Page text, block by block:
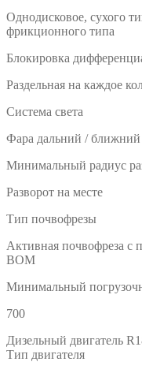
Однодисковое, сухого
фрикционного типа
Блокировка
Раздельная на каждое
Система света
Фара дальний / ближний
Минимальный радиус
Разворот на месте
Тип почвофрезы
Активная почвофреза с
ВОМ
Минимальный
700
Дизельный двигатель
Тип двигателя